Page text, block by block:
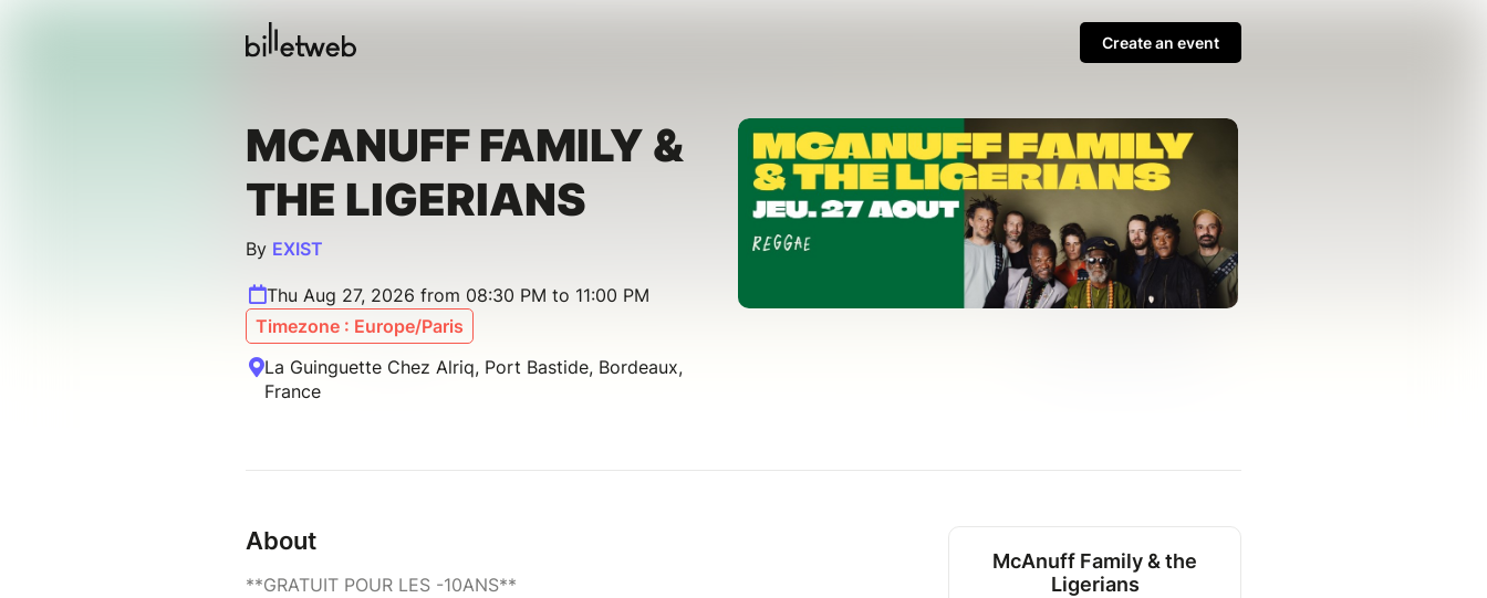
Create an event
MCANUFF FAMILY &
THE LIGERIANS
By EXIST
Thu Aug 27, 2026 from 08:30 PM to 11:00 PM
Timezone : Europe/Paris
La Guinguette Chez Alriq, Port Bastide, Bordeaux,
France
About
**GRATUIT POUR LES -10ANS**
McAnuff Family & the
Ligerians